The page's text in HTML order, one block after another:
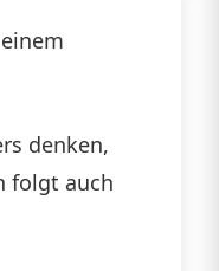
denken,
folgt auch